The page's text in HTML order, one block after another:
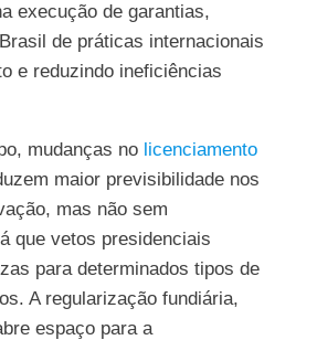
execução de garantias,
de práticas internacionais
e reduzindo ineficiências
mudanças no licenciamento
maior previsibilidade nos
mas não sem
que vetos presidenciais
para determinados tipos de
A regularização fundiária,
espaço para a